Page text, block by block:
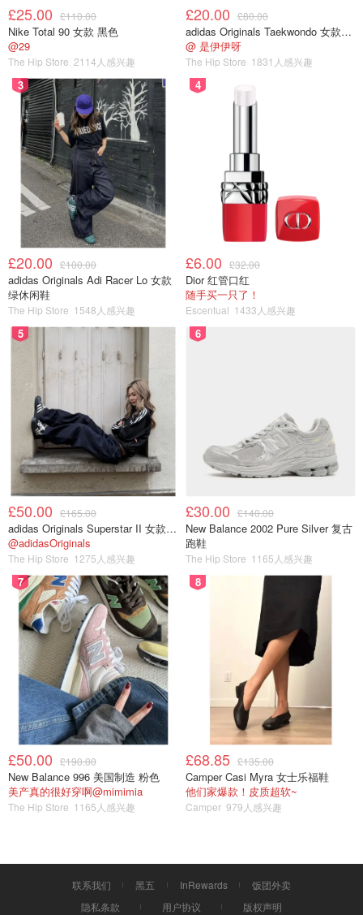
£25.00 £110.00
Nike Total 90 女款 黑色
@29
The Hip Store 2114人感兴趣
£20.00 £80.00
adidas Originals Taekwondo 女款黑色运动鞋
@ 是伊伊呀
The Hip Store 1831人感兴趣
3
£20.00 £100.00
adidas Originals Adi Racer Lo 女款
绿休闲鞋
The Hip Store 1548人感兴趣
4
£6.00 £32.00
Dior 红管口红
随手买一只了！
Escentual 1433人感兴趣
5
£50.00 £165.00
adidas Originals Superstar II 女款串珠休闲鞋 黑色
@adidasOriginals
The Hip Store 1275人感兴趣
6
£30.00 £140.00
New Balance 2002 Pure Silver 复古
跑鞋
The Hip Store 1165人感兴趣
7
£50.00 £190.00
New Balance 996 美国制造 粉色
美产真的很好穿啊@mimimia
The Hip Store 1165人感兴趣
8
£68.85 £135.00
Camper Casi Myra 女士乐福鞋
他们家爆款！皮质超软~
Camper 979人感兴趣
联系我们 黑五 InRewards
饭团外卖
隐私条款
用户协议 版权声明